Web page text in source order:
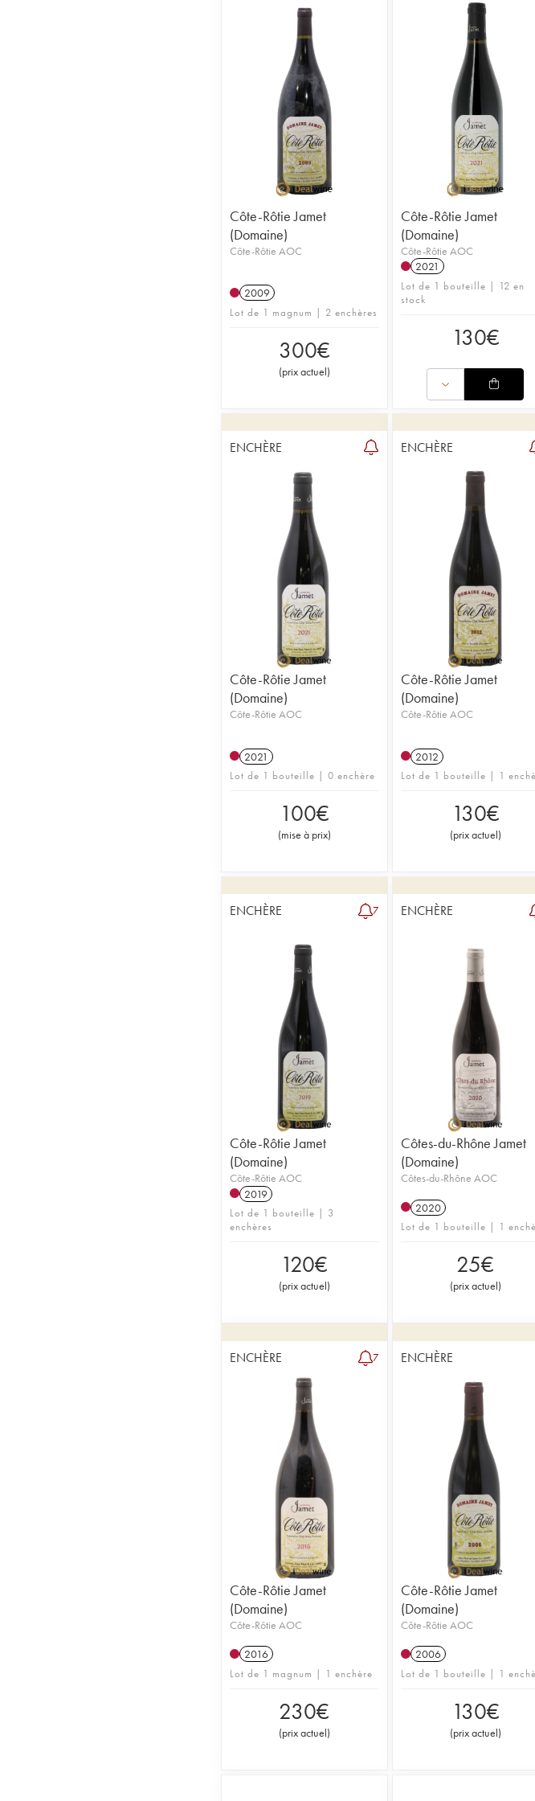
Côte-Rôtie Jamet
(Domaine)
Côte-Rôtie AOC
2009
Lot de 1 magnum | 2 enchères
300€
(prix actuel)
Côte-Rôtie Jamet
(Domaine)
Côte-Rôtie AOC
2021
Lot de 1 bouteille | 12 en
stock
130€
ENCHÈRE
Côte-Rôtie Jamet
(Domaine)
Côte-Rôtie AOC
2021
Lot de 1 bouteille | 0 enchère
100€
(mise à prix)
ENCHÈRE
Côte-Rôtie Jamet
(Domaine)
Côte-Rôtie AOC
2012
Lot de 1 bouteille | 1
130€
(prix actuel)
ENCHÈRE 7
Côte-Rôtie Jamet
(Domaine)
Côte-Rôtie AOC
2019
Lot de 1 bouteille | 3
enchères
120€
(prix actuel)
ENCHÈRE
Côtes-du-Rhône Jamet
(Domaine)
Côtes-du-Rhône AOC
2020
Lot de 1 bouteille | 1
25€
(prix actuel)
ENCHÈRE 7
Côte-Rôtie Jamet
(Domaine)
Côte-Rôtie AOC
2016
Lot de 1 magnum | 1 enchère
230€
(prix actuel)
ENCHÈRE
Côte-Rôtie Jamet
(Domaine)
Côte-Rôtie AOC
2006
Lot de 1 bouteille | 1
130€
(prix actuel)